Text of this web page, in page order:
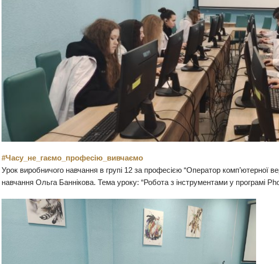
#Часу_не_гаємо_професію_вивчаємо
Урок виробничого навчання в групі 12 за професією “Оператор комп’ютерної
навчання Ольга Баннікова. Тема уроку: “Робота з інструментами у програмі